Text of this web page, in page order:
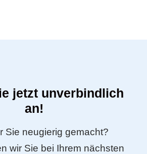
jetzt unverbindlich
an!
Sie neugierig gemacht?
wir Sie bei Ihrem nächsten